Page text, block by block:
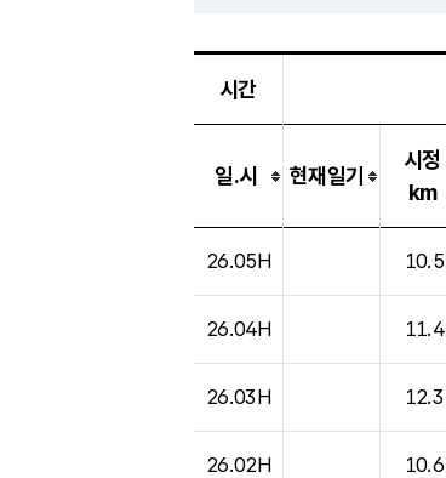
시간
일.시 현재일기
시정
km
26.05H 10.5
26.04H 11.4
26.03H 12.3
26.02H 10.6